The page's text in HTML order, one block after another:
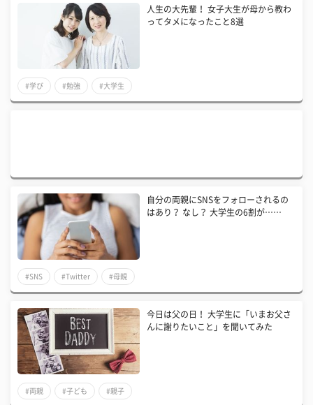
人生の大先輩！ 女子大生が母から教わ
ってタメになったこと8選
#学び #勉強 #大学生
自分の両親にSNSをフォローされるの
はあり？ なし？ 大学生の6割が……
#SNS #Twitter #母親
今日は父の日！ 大学生に「いまお父さ
んに謝りたいこと」を聞いてみた
#両親 #子ども #親子